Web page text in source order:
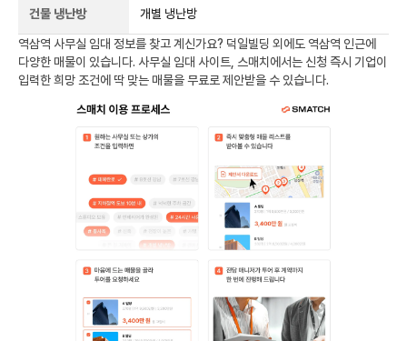
건물 냉난방 개별 냉난방
역삼역 사무실 임대 정보를 찾고 계신가요? 덕일빌딩 외에도 역삼역 인근에
다양한 매물이 있습니다. 사무실 임대 사이트, 스매치에서는 신청 즉시 기업이
입력한 희망 조건에 딱 맞는 매물을 무료로 제안받을 수 있습니다.